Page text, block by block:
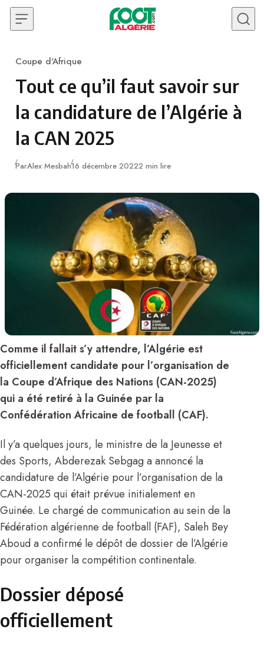
Skip to content
Category
Coupe d'Afrique
Tout ce qu’il faut savoir sur
la candidature de l’Algérie à
la CAN 2025
ParAlex MesbahPublié
16 décembre 20222 min lire
Comme il fallait s’y attendre, l’Algérie est
officiellement candidate pour l’organisation de
la Coupe d’Afrique des Nations (CAN-2025)
qui a été retiré à la Guinée par la
Confédération Africaine de football (CAF).
Il y’a quelques jours, le ministre de la Jeunesse et
des Sports, Abderezak Sebgag a annoncé la
candidature de l’Algérie pour l’organisation de la
CAN-2025 qui était prévue initialement en
Guinée. Le chargé de communication au sein de la
Fédération algérienne de football (FAF), Saleh Bey
Aboud a confirmé le dépôt de dossier de l’Algérie
pour organiser la compétition continentale.
Dossier déposé
officiellement